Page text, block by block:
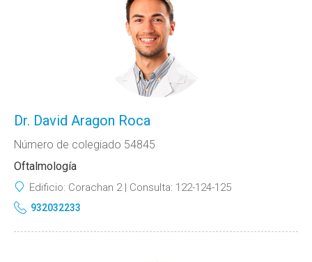
Dr. David Aragon Roca
Número de colegiado 54845
Oftalmología
Edificio: Corachan 2 Consulta: 122-124-125
932032233